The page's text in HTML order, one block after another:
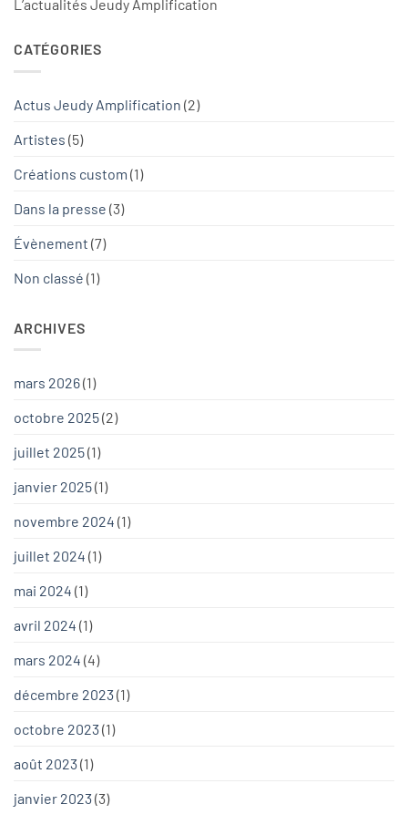
L’actualités Jeudy Amplification
CATÉGORIES
Actus Jeudy Amplification (2)
Artistes (5)
Créations custom (1)
Dans la presse (3)
Évènement (7)
Non classé (1)
ARCHIVES
mars 2026(1)
octobre 2025(2)
juillet 2025(1)
janvier 2025(1)
novembre 2024 (1)
juillet 2024 (1)
mai 2024 (1)
avril 2024 (1)
mars 2024 (4)
décembre 2023(1)
octobre 2023(1)
août 2023(1)
janvier 2023(3)